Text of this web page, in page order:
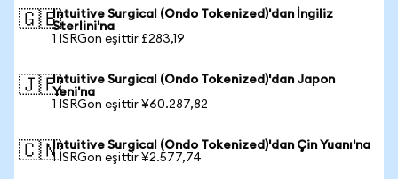
🇬🇧Intuitive Surgical (Ondo Tokenized)'dan İngiliz
Sterlini'na
1 ISRGon eşittir £283,19
🇯🇵Intuitive Surgical (Ondo Tokenized)'dan Japon
Yeni'na
1 ISRGon eşittir ¥60.287,82
🇨🇳Intuitive Surgical (Ondo Tokenized)'dan Çin Yuanı'na
1 ISRGon eşittir ¥2.577,74